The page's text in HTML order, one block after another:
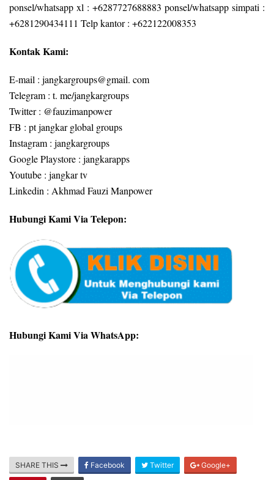
ponsel/whatsapp xl : +6287727688883 ponsel/whatsapp simpati :
+6281290434111 Telp kantor : +622122008353
Kontak Kami:
E-mail : jangkargroups@gmail. com
Telegram : t. me/jangkargroups
Twitter : @fauzimanpower
FB : pt jangkar global groups
Instagram : jangkargroups
Google Playstore : jangkarapps
Youtube : jangkar tv
Linkedin : Akhmad Fauzi Manpower
Hubungi Kami Via Telepon:
Hubungi Kami Via WhatsApp:
SHARE THIS Facebook Twitter Google+